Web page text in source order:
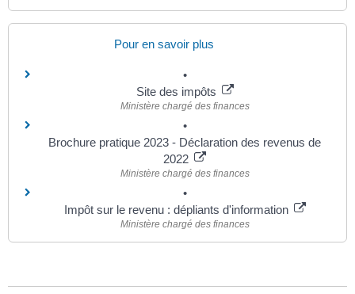
Pour en savoir plus
Site des impôts
Ministère chargé des finances
Brochure pratique 2023 - Déclaration des revenus de
2022
Ministère chargé des finances
Impôt sur le revenu : dépliants d'information
Ministère chargé des finances